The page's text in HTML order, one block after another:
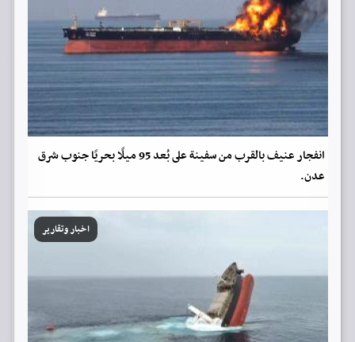
انفجار عنيف بالقرب من سفينة على بُعد 95 ميلًا بحريًا جنوب شرق
عدن.
اخبار وتقارير